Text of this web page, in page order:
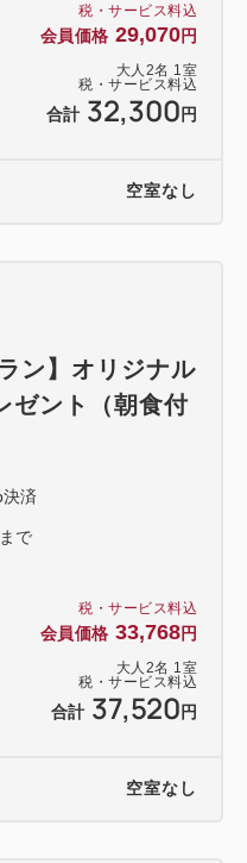
・ボディーソープ・ヘ
コットン・綿棒・歯ブ
税・サービス料込
会員価格 29,070円
大人 2名 1 室
税・サービス料込
合計 32,300 円
空室なし
税・サービス料込
会員価格 33,768円
大人 2名 1 室
税・サービス料込
合計 37,520 円
ン】オリジナル
ゼント（朝食付
決済
で
空室なし